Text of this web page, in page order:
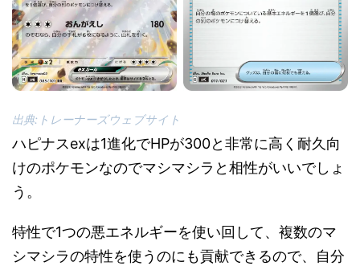
出典:トレーナーズウェブサイト
ハピナスexは1進化でHPが300と非常に高く耐久向
けのポケモンなのでマシマシラと相性がいいでしょ
う。
特性で1つの悪エネルギーを使い回して、複数のマ
シマシラの特性を使うのにも貢献できるので、自分